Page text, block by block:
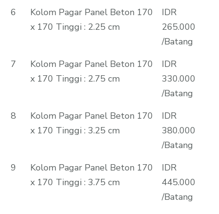
6
Kolom Pagar Panel Beton 170
x 170 Tinggi : 2.25 cm
IDR
265.000
/Batang
7
Kolom Pagar Panel Beton 170
x 170 Tinggi : 2.75 cm
IDR
330.000
/Batang
8
Kolom Pagar Panel Beton 170
x 170 Tinggi : 3.25 cm
IDR
380.000
/Batang
9
Kolom Pagar Panel Beton 170
x 170 Tinggi : 3.75 cm
IDR
445.000
/Batang